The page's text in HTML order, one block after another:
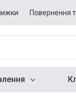
Повернення